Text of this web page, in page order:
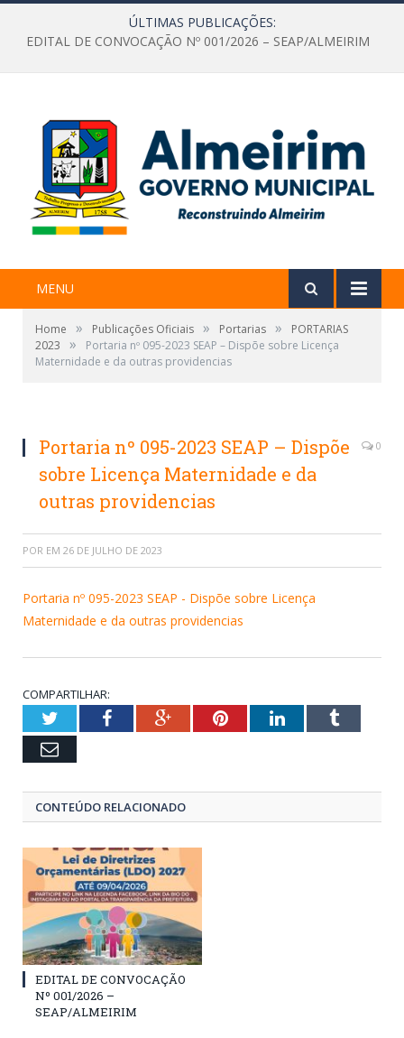
ÚLTIMAS PUBLICAÇÕES:
EDITAL DE CONVOCAÇÃO Nº 001/2026 – SEAP/ALMEIRIM
MENU
Home » Publicações Oficiais » Portarias »
PORTARIAS
2023
»
Portaria nº 095-2023 SEAP – Dispõe sobre Licença
Maternidade e da outras providencias
Portaria nº 095-2023 SEAP – Dispõe
sobre Licença Maternidade e da
outras providencias
0
POR EM 26 DE JULHO DE 2023
Portaria nº 095-2023 SEAP - Dispõe sobre Licença
Maternidade e da outras providencias
COMPARTILHAR:
TwitterFacebookGoogle+PinterestLinkedInTumblr
Email
CONTEÚDO RELACIONADO
EDITAL DE CONVOCAÇÃO
Nº 001/2026 –
SEAP/ALMEIRIM